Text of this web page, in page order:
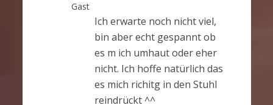
Gast
Ich erwarte noch nicht viel,
bin aber echt gespannt ob
es m ich umhaut oder eher
nicht. Ich hoffe natürlich das
es mich richitg in den Stuhl
reindrückt ^^